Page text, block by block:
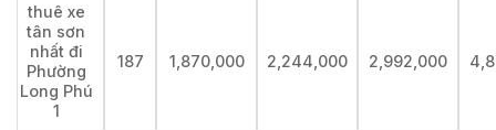
thuê xe
tân sơn
nhất đi
Phường
Long Phú
1
187 1,870,000 2,244,000 2,992,000